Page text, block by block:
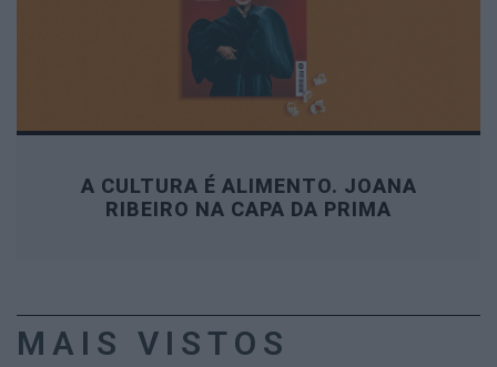
A CULTURA É ALIMENTO. JOANA
RIBEIRO NA CAPA DA PRIMA
MAIS VISTOS